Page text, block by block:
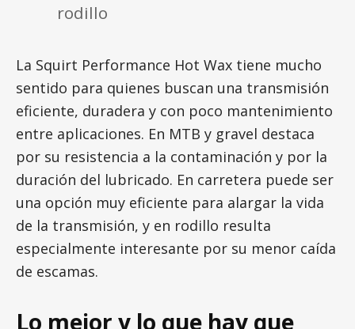
rodillo
La Squirt Performance Hot Wax tiene mucho
sentido para quienes buscan una transmisión
eficiente, duradera y con poco mantenimiento
entre aplicaciones. En MTB y gravel destaca
por su resistencia a la contaminación y por la
duración del lubricado. En carretera puede ser
una opción muy eficiente para alargar la vida
de la transmisión, y en rodillo resulta
especialmente interesante por su menor caída
de escamas.
Lo mejor y lo que hay que